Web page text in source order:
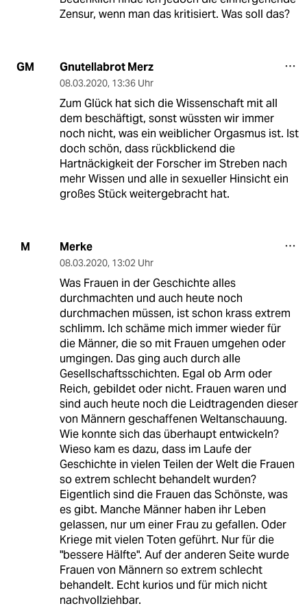
Zensur, wenn man das kritisiert. Was soll das?
GM Gnutellabrot Merz
08.03.2020, 13:36 Uhr
Zum Glück hat sich die Wissenschaft mit all
dem beschäftigt, sonst wüssten wir immer
noch nicht, was ein weiblicher Orgasmus ist. Ist
doch schön, dass rückblickend die
Hartnäckigkeit der Forscher im Streben nach
mehr Wissen und alle in sexueller Hinsicht ein
großes Stück weitergebracht hat.
M Merke
08.03.2020, 13:02 Uhr
Was Frauen in der Geschichte alles
durchmachten und auch heute noch
durchmachen müssen, ist schon krass extrem
schlimm. Ich schäme mich immer wieder für
die Männer, die so mit Frauen umgehen oder
umgingen. Das ging auch durch alle
Gesellschaftsschichten. Egal ob Arm oder
Reich, gebildet oder nicht. Frauen waren und
sind auch heute noch die Leidtragenden dieser
von Männern geschaffenen Weltanschauung.
Wie konnte sich das überhaupt entwickeln?
Wieso kam es dazu, dass im Laufe der
Geschichte in vielen Teilen der Welt die Frauen
so extrem schlecht behandelt wurden?
Eigentlich sind die Frauen das Schönste, was
es gibt. Manche Männer haben ihr Leben
gelassen, nur um einer Frau zu gefallen. Oder
Kriege mit vielen Toten geführt. Nur für die
"bessere Hälfte". Auf der anderen Seite wurde
Frauen von Männern so extrem schlecht
behandelt. Echt kurios und für mich nicht
nachvollziehbar.